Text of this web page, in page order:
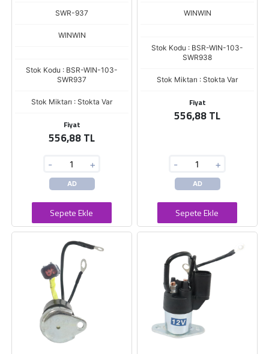
SWR-937
WINWIN
Stok Kodu : BSR-WIN-103-
SWR937
Stok Miktarı : Stokta Var
Fiyat
556,88 TL
- +
AD
Sepete Ekle
WINWIN
Stok Kodu : BSR-WIN-103-
SWR938
Stok Miktarı : Stokta Var
Fiyat
556,88 TL
- +
AD
Sepete Ekle